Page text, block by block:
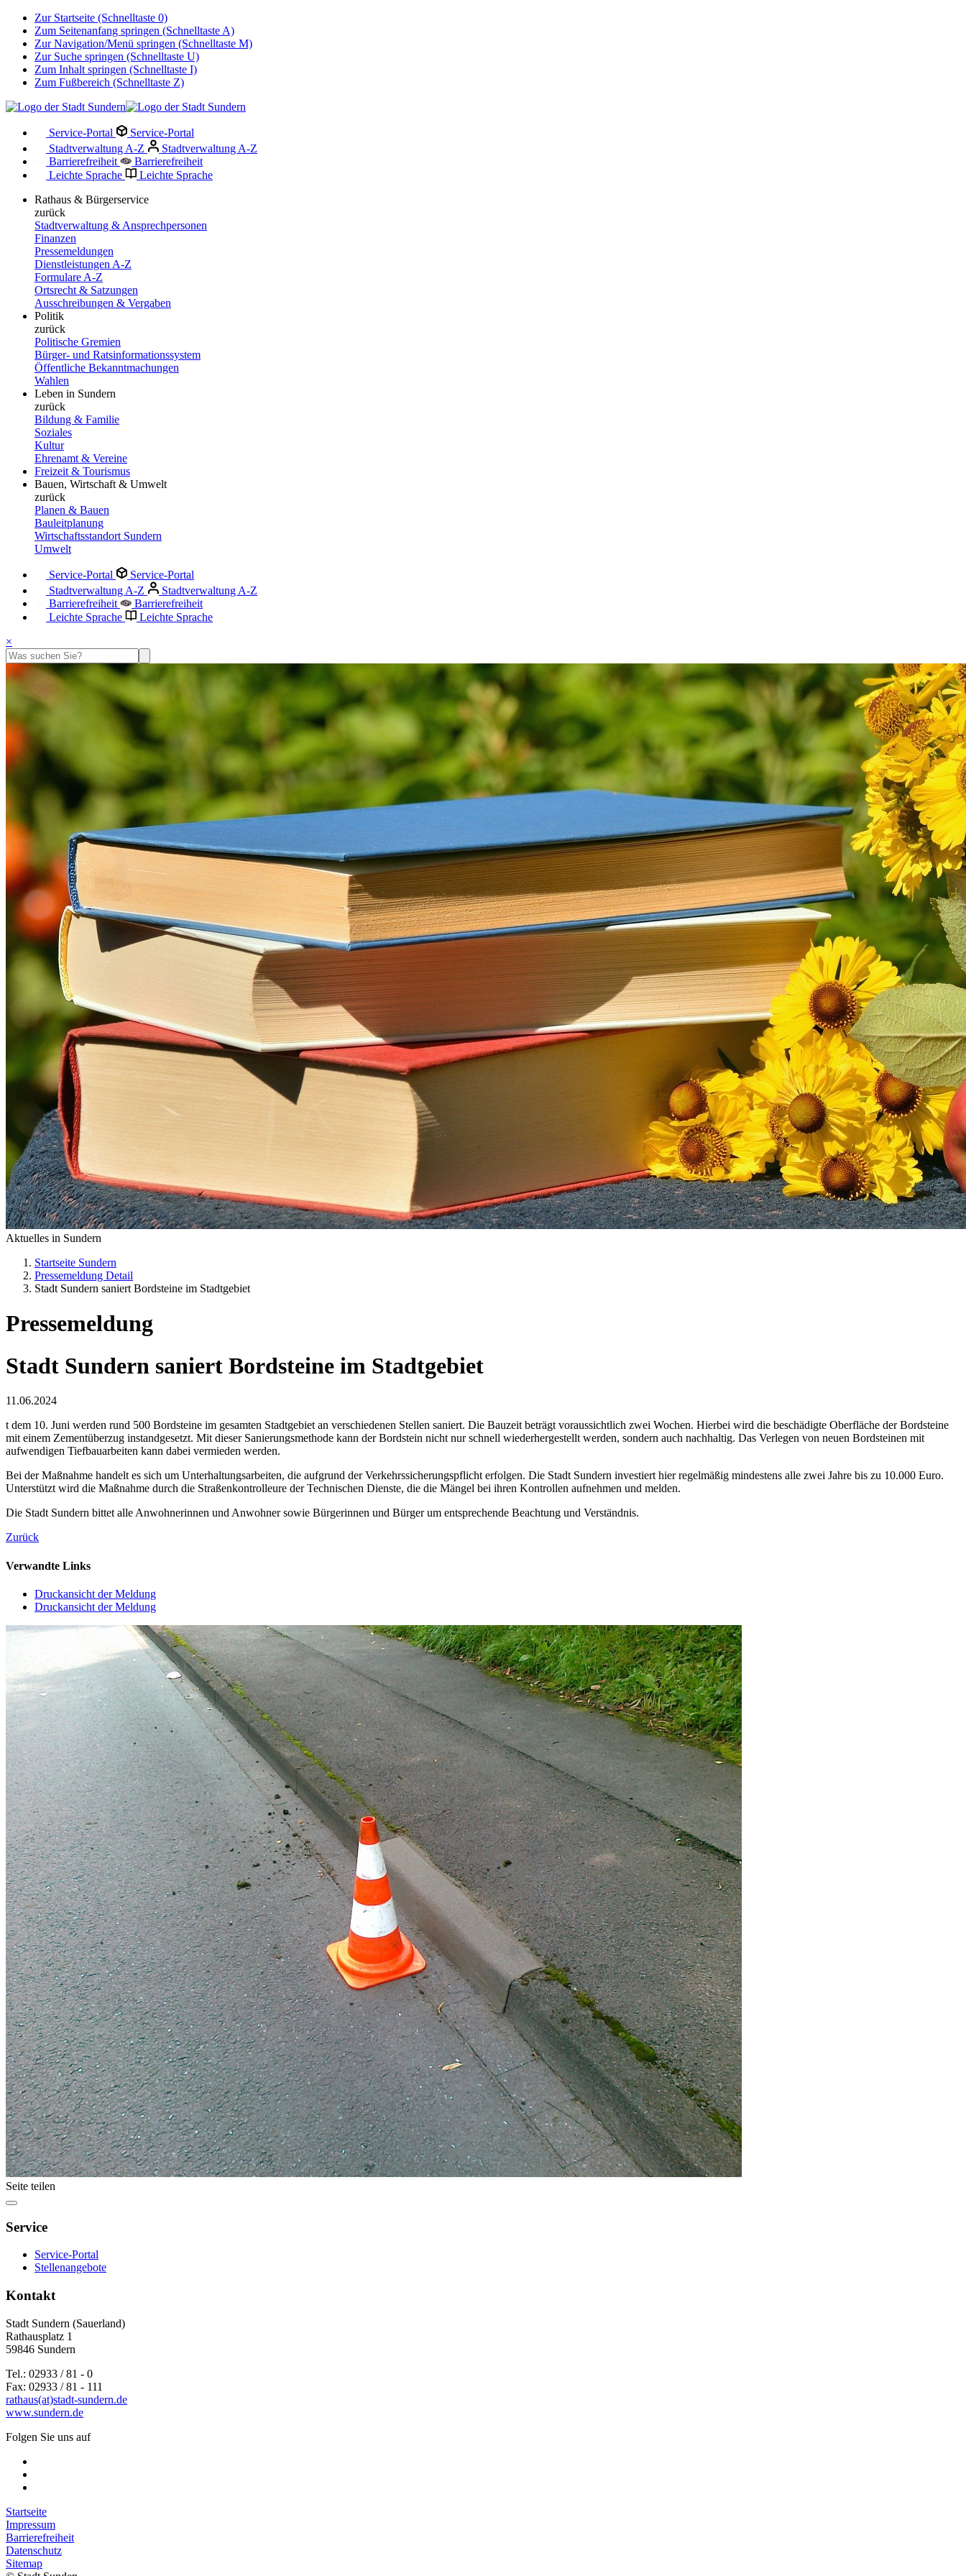
Zur Startseite (Schnelltaste 0)
Zum Seitenanfang springen (Schnelltaste A)
Zur Navigation/Menü springen (Schnelltaste M)
Zur Suche springen (Schnelltaste U)
Zum Inhalt springen (Schnelltaste I)
Zum Fußbereich (Schnelltaste Z)
Service-Portal
Service-Portal
Stadtverwaltung A-Z
Stadtverwaltung A-Z
Barrierefreiheit
Barrierefreiheit
Leichte Sprache
Leichte Sprache
Rathaus & Bürgerservice
zurück
Stadtverwaltung & Ansprechpersonen
Finanzen
Pressemeldungen
Dienstleistungen A-Z
Formulare A-Z
Ortsrecht & Satzungen
Ausschreibungen & Vergaben
Politik
zurück
Politische Gremien
Bürger- und Ratsinformationssystem
Öffentliche Bekanntmachungen
Wahlen
Leben in Sundern
zurück
Bildung & Familie
Soziales
Kultur
Ehrenamt & Vereine
Freizeit & Tourismus
Bauen, Wirtschaft & Umwelt
zurück
Planen & Bauen
Bauleitplanung
Wirtschaftsstandort Sundern
Umwelt
Service-Portal
Service-Portal
Stadtverwaltung A-Z
Stadtverwaltung A-Z
Barrierefreiheit
Barrierefreiheit
Leichte Sprache
Leichte Sprache
×
Aktuelles in Sundern
Startseite Sundern
Pressemeldung Detail
Stadt Sundern saniert Bordsteine im Stadtgebiet
Pressemeldung
Stadt Sundern saniert Bordsteine im Stadtgebiet
11.06.2024
t dem 10. Juni werden rund 500 Bordsteine im gesamten Stadtgebiet an verschiedenen Stellen saniert. Die Bauzeit beträgt voraussichtlich zwei Wochen. Hierbei wird die beschädigte Oberfläche der Bordsteine
mit einem Zementüberzug instandgesetzt. Mit dieser Sanierungsmethode kann der Bordstein nicht nur schnell wiederhergestellt werden, sondern auch nachhaltig. Das Verlegen von neuen Bordsteinen mit
aufwendigen Tiefbauarbeiten kann dabei vermieden werden.
Bei der Maßnahme handelt es sich um Unterhaltungsarbeiten, die aufgrund der Verkehrssicherungspflicht erfolgen. Die Stadt Sundern investiert hier regelmäßig mindestens alle zwei Jahre bis zu 10.000 Euro.
Unterstützt wird die Maßnahme durch die Straßenkontrolleure der Technischen Dienste, die die Mängel bei ihren Kontrollen aufnehmen und melden.
Die Stadt Sundern bittet alle Anwohnerinnen und Anwohner sowie Bürgerinnen und Bürger um entsprechende Beachtung und Verständnis.
Zurück
Verwandte Links
Druckansicht der Meldung
Druckansicht der Meldung
Seite teilen
Service
Service-Portal
Stellenangebote
Kontakt
Stadt Sundern (Sauerland)
Rathausplatz 1
59846 Sundern
Tel.: 02933 / 81 - 0
Fax: 02933 / 81 - 111
rathaus(at)stadt-sundern.de
www.sundern.de
Folgen Sie uns auf
Startseite
Impressum
Barrierefreiheit
Datenschutz
Sitemap